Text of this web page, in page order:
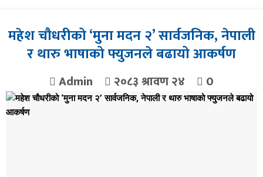
महेश चौधरीको ‘मुना मदन २’ सार्वजनिक, नेपाली
र थारु भाषाको फ्युजनले बढायो आकर्षण
Admin २०८३ श्रावण २४ 0